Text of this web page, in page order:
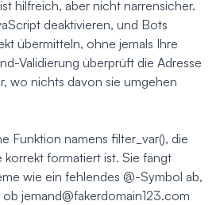
hilfreich, aber nicht narrensicher.
deaktivieren, und Bots
übermitteln, ohne jemals Ihre
Validierung überprüft die Adresse
wo nichts davon sie umgehen
Funktion namens filter_var(), die
formatiert ist. Sie fängt
wie ein fehlendes @-Symbol ab,
ob jemand@fakerdomain123.com